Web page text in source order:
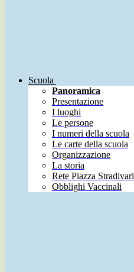
Scuola
Panoramica
Presentazione
I luoghi
Le persone
I numeri della scuola
Le carte della scuola
Organizzazione
La storia
Rete Piazza Stradivari
Obblighi Vaccinali